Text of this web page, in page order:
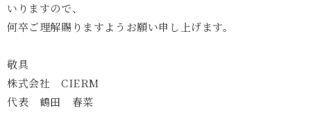
いりますので、
何卒ご理解賜りますようお願い申し上げます。
敬具
株式会社 CIERM
代表 鶴田 春菜